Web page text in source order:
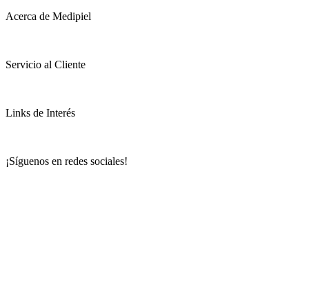
Acerca de Medipiel
Servicio al Cliente
Links de Interés
¡Síguenos en redes sociales!